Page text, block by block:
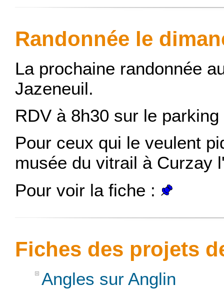
Randonnée le
La prochaine randonnée
Jazeneuil.
RDV à 8h30 sur le
Pour ceux qui le veulent
musée du vitrail à Curzay
Pour voir la fiche :
Fiches des projets
Angles sur Anglin